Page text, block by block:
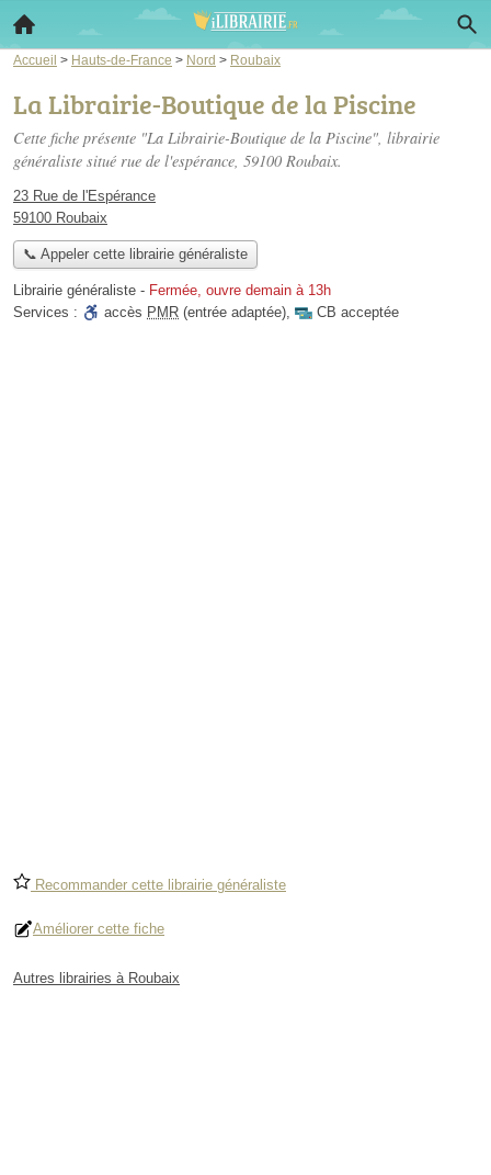
Accueil > Hauts-de-France > Nord > Roubaix
La Librairie-Boutique de la Piscine
Cette fiche présente "La Librairie-Boutique de la Piscine", librairie
généraliste situé rue de l'espérance, 59100 Roubaix.
23 Rue de l'Espérance
59100 Roubaix
📞 Appeler cette librairie généraliste
Librairie généraliste - Fermée, ouvre demain à 13h
Services :
accès PMR (entrée adaptée), CB acceptée
Recommander cette librairie généraliste
Améliorer cette fiche
Autres librairies à Roubaix